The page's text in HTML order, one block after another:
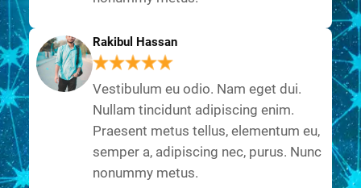
Rakibul Hassan
Vestibulum eu odio. Nam eget dui.
Nullam tincidunt adipiscing enim.
Praesent metus tellus, elementum eu,
semper a, adipiscing nec, purus. Nunc
nonummy metus.